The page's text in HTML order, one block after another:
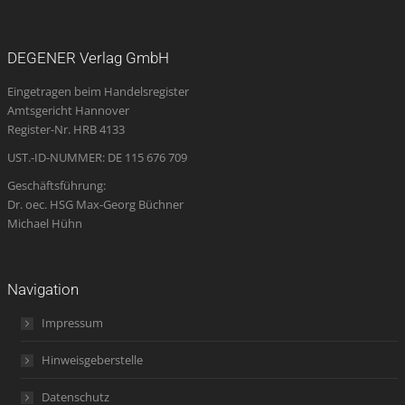
new
window
new
window
new
window
opens
in
new
new
DEGENER Verlag GmbH
Eingetragen beim Handelsregister
Amtsgericht Hannover
Register-Nr. HRB 4133
UST.-ID-NUMMER: DE 115 676 709
Geschäftsführung:
Dr. oec. HSG Max-Georg Büchner
Michael Hühn
Navigation
Impressum
Hinweisgeberstelle
Datenschutz